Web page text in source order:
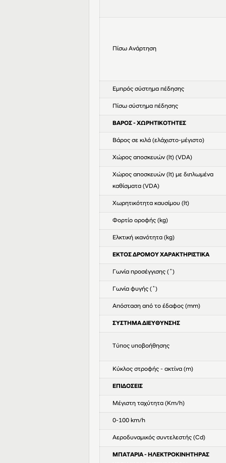
Πίσω Ανάρτηση
Εμπρός σύστημα πέδησης
Πίσω σύστημα πέδησης
ΒΑΡΟΣ - ΧΩΡΗΤΙΚΟΤΗΤΕΣ
Βάρος σε κιλά (ελάχιστο-μέγιστο)
Χώρος αποσκευών (lt) (VDA)
Χώρος αποσκευών (lt) με διπλωμένα
καθίσματα (VDA)
Χωρητικότητα καυσίμου (lt)
Φορτίο οροφής (kg)
Ελκτική ικανότητα (kg)
ΕΚΤΟΣ ΔΡΟΜΟΥ ΧΑΡΑΚΤΗΡΙΣΤΙΚΑ
Γωνία προσέγγισης (˚)
Γωνία φυγής (˚)
Απόσταση από το έδαφος (mm)
ΣΥΣΤΗΜΑ ΔΙΕΥΘΥΝΣΗΣ
Τύπος υποβοήθησης
Κύκλος στροφής - ακτίνα (m)
ΕΠΙΔΟΣΕΙΣ
Μέγιστη ταχύτητα (Km/h)
0-100 km/h
Αεροδυναμικός συντελεστής (Cd)
ΜΠΑΤΑΡΙΑ - ΗΛΕΚΤΡΟΚΙΝΗΤΗΡΑΣ